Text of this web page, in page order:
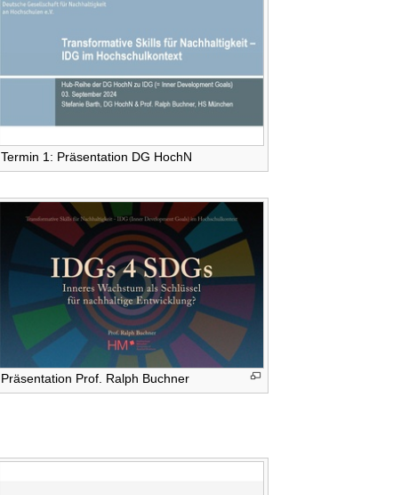
Termin 1: Präsentation DG HochN
Präsentation Prof. Ralph Buchner